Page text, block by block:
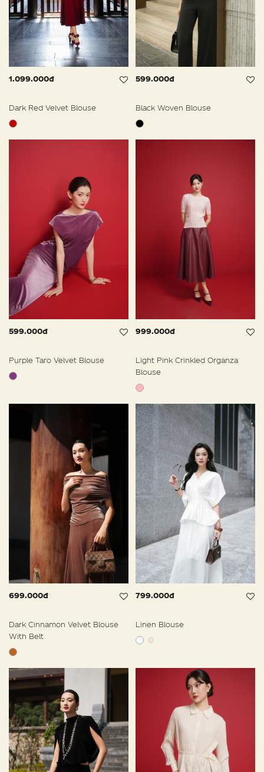
1.099.000đ
Dark Red Velvet Blouse
599.000đ
Black Woven Blouse
599.000đ
Purple Taro Velvet Blouse
999.000đ
Light Pink Crinkled Organza
Blouse
699.000đ
Dark Cinnamon Velvet Blouse
With Belt
799.000đ
Linen Blouse